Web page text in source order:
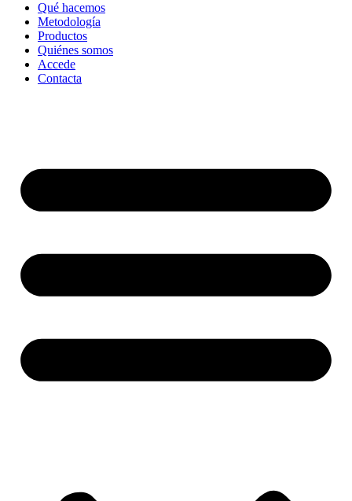
Qué hacemos
Metodología
Productos
Quiénes somos
Accede
Contacta